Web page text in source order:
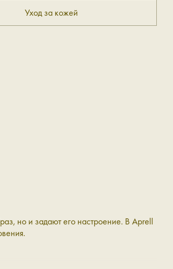
Уход за кожей
но и задают его настроение. В Aprell